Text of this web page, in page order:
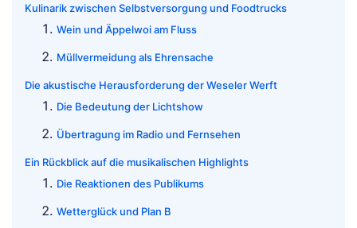
Kulinarik zwischen Selbstversorgung und Foodtrucks
Wein und Äppelwoi am Fluss
Müllvermeidung als Ehrensache
Die akustische Herausforderung der Weseler Werft
Die Bedeutung der Lichtshow
Übertragung im Radio und Fernsehen
Ein Rückblick auf die musikalischen Highlights
Die Reaktionen des Publikums
Wetterglück und Plan B